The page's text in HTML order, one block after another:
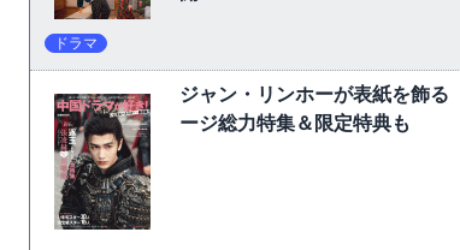
ドラマ
ジャン・リンホーが表紙を飾
ージ総力特集＆限定特典も